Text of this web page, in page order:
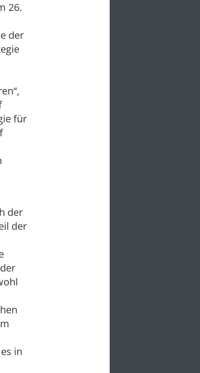
26.
der
für
der
der
in